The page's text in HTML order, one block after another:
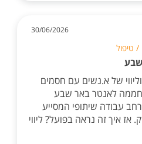
30/06/2026
טיפול
של א.נשים עם חסמים
חממה לאנטר באר שבע
75%, במרחב עבודה שיתופי המסייע
אז איך זה נראה בפועל? ליווי